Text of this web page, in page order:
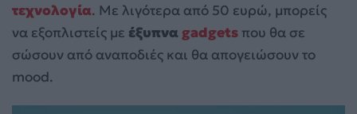
τεχνολογία. Με λιγότερα από 50 ευρώ, μπορείς
να εξοπλιστείς με έξυπνα gadgets που θα σε
σώσουν από αναποδιές και θα απογειώσουν το
mood.